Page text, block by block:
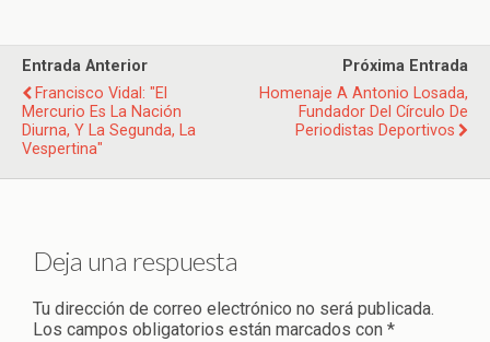
Entrada Anterior
Francisco Vidal: "El
Mercurio Es La Nación
Diurna, Y La Segunda, La
Vespertina"
Próxima Entrada
Homenaje A Antonio Losada,
Fundador Del Círculo De
Periodistas Deportivos
Deja una respuesta
Tu dirección de correo electrónico no será publicada.
Los campos obligatorios están marcados con *